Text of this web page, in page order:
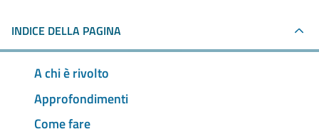
INDICE DELLA PAGINA
A chi è rivolto
Approfondimenti
Come fare